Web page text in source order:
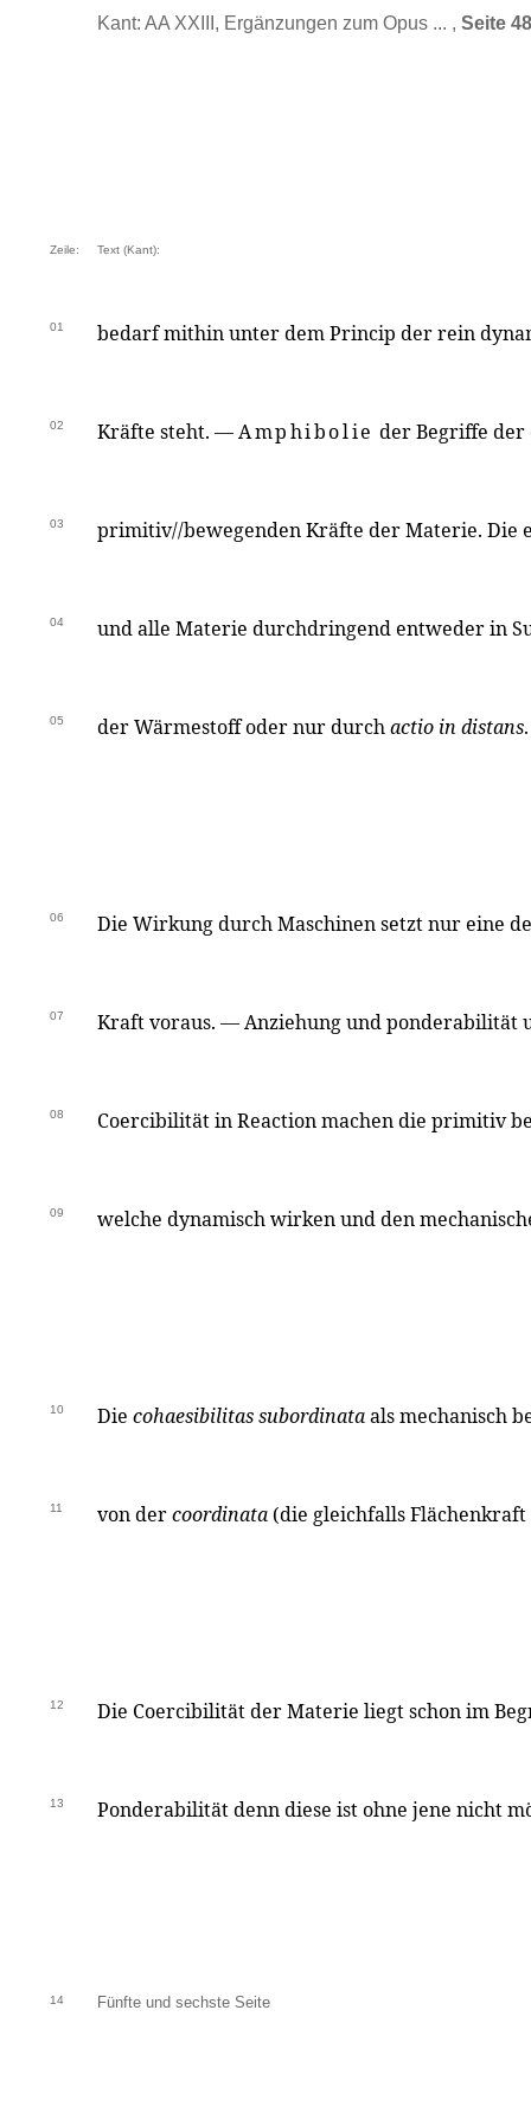
Kant: AA XXIII, Ergänzungen zum Opus ... , Seite
Zeile: Text (Kant):
01 bedarf mithin unter dem Princip der rein
02 Kräfte steht. —Amphibolie der Begriffe
03 primitiv//bewegenden Kräfte der Materie. Die
04 und alle Materie durchdringend entweder in
05 der Wärmestoff oder nur durchactio in distans.
06 Die Wirkung durch Maschinen setzt nur eine
07 Kraft voraus. — Anziehung und ponderabilität
08 Coercibilität in Reaction machen die primitiv
09 welche dynamisch wirken und den
10 Die cohaesibilitas subordinataals mechanisch
11 von dercoordinata (die gleichfalls
12 Die Coercibilität der Materie liegt schon im
13 Ponderabilität denn diese ist ohne jene nicht
14 Fünfte und sechste Seite